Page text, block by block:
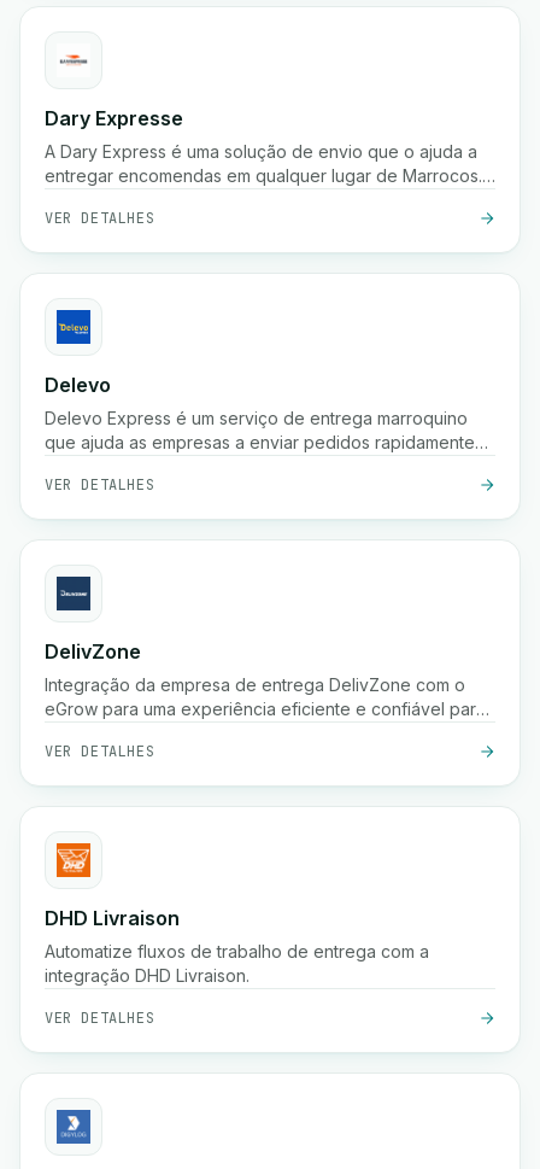
Dary Expresse
A Dary Express é uma solução de envio que o ajuda a
entregar encomendas em qualquer lugar de Marrocos.
facilmente a sua loja e proporciona muitos benefícios
adicionais.
VER DETALHES
Delevo
Delevo Express é um serviço de entrega marroquino
que ajuda as empresas a enviar pedidos rapidamente
expedição rápida e logística fiável de última milha para
garantir que as encomendas chegam aos clientes a
tempo.
VER DETALHES
DelivZone
Integração da empresa de entrega DelivZone com o
eGrow para uma experiência eficiente e confiável para
VER DETALHES
DHD Livraison
Automatize fluxos de trabalho de entrega com a
integração DHD Livraison.
VER DETALHES